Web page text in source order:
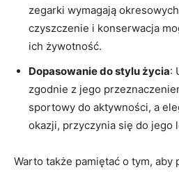
zegarki wymagają
czyszczenie i ‍konserwacja​
ich żywotność.
Dopasowanie⁤ do ‍stylu⁢ życia:
zgodnie z jego
sportowy do aktywności, a‍
okazji, przyczynia się do jego
Warto także pamiętać o tym, aby​